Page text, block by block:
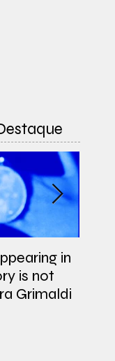
in
is not
Grimaldi